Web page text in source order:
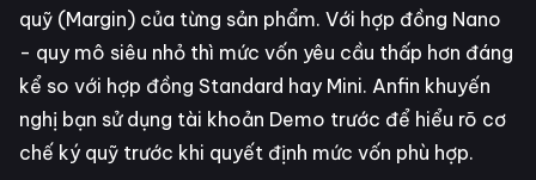
quỹ (Margin) của từng sản phẩm. Với hợp đồng Nano
- quy mô siêu nhỏ thì mức vốn yêu cầu thấp hơn đáng
kể so với hợp đồng Standard hay Mini. Anfin khuyến
nghị bạn sử dụng tài khoản Demo trước để hiểu rõ cơ
chế ký quỹ trước khi quyết định mức vốn phù hợp.